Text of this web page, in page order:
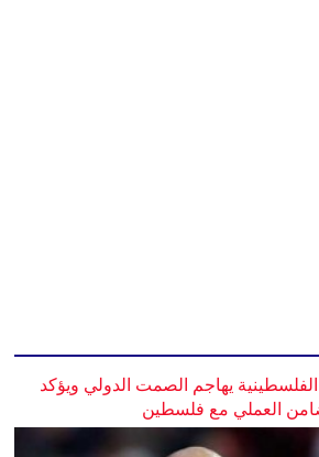
الفلسطينية يهاجم الصمت الدولي ويؤكد
العملي مع فلسطين